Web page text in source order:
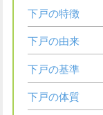
下戸の特徴
下戸の由来
下戸の基準
下戸の体質